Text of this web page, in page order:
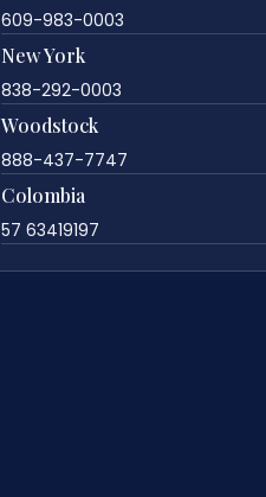
609-983-0003
New York
838-292-0003
Woodstock
888-437-7747
Colombia
57 63419197